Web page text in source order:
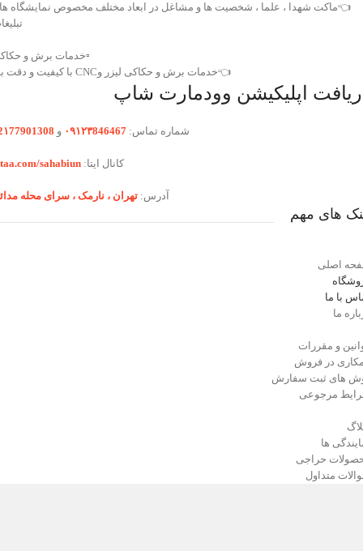
👈ماکت شهدا ، علما ، شخصیت ها و مشاغل در ابعاد مختلف مخصوص نمایشگاه
▫️خدمات برش و
👈خدمات برش و حکاکی لیزر وCNC با کیفیت و دقت بالا
اپلیکیشن وودمارت شاپ
شماره تماس: ۰۹۱۲۳846467 و
کانال ایتا: sahabiun
آدرس: تهران ،‌ نارمک ، سرای محله
های مهم
اصلی
با ما
ما
و مقررات
در فروش
های ثبت سفارش
مرجوعی
ها
حراجی
متداول